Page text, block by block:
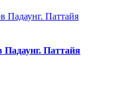
Падаунг. Паттайя